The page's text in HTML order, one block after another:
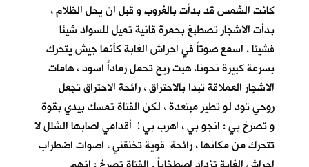
كانت الشمس قد بدأت بالغروب و قبل ان يحل الظلام ،
بدأت الاشجار تصطبغ بحمرة قانية تميل للسواد شيئا
فشيئا . اسمع صوتاً في احراش الغابة كأنما جيش يتحرك
بسرعة كبيرة نحونا. هبت ريح تحمل رماداً اسود ، هامات
الاشجار العملاقة تبدا بالاحتراق ، رائحة الاحتراق تجعل
روحي تود لو تطير مبتعدة ، لكن الفتاة تمسك بيدي بقوة
و تصرخ بي : انجو بي ، اهرب بي ! أقدامي اصابها الشلل لا
تتحرك من مكانها ، رائحة قوية تخنقني ، اصوات اضطراب